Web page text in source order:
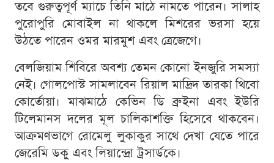
তবে গুরুত্বপূর্ণ ম্যাচে তিনি মাঠে নামতে পারেন। সালাহ
পুরোপুরি মোবাইল না থাকলে মিশরের ভরসা হয়ে
উঠতে পারেন ওমর মারমুশ এবং ত্রেজেগে।
বেলজিয়াম শিবিরে অবশ্য তেমন কোনো ইনজুরি সমস্যা
নেই। গোলপোস্ট সামলাবেন রিয়াল মাদ্রিদ তারকা থিবো
কোর্তোয়া। মাঝমাঠে কেভিন ডি ব্রুইনা এবং ইউরি
টিলেমানস দলের মূল চালিকাশক্তি হিসেবে থাকবেন।
আক্রমণভাগে রোমেলু লুকাকুর সাথে দেখা যেতে পারে
জেরেমি ডকু এবং লিয়ান্দ্রো ট্রসার্ডকে।